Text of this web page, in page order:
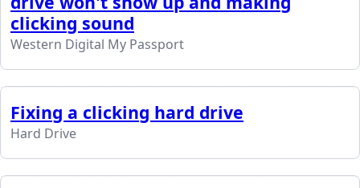
clicking sound
Western Digital My Passport
Fixing a clicking hard drive
Hard Drive